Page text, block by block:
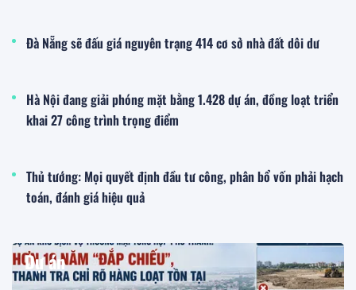
Đà Nẵng sẽ đấu giá nguyên trạng 414 cơ sở nhà đất dôi dư
Hà Nội đang giải phóng mặt bằng 1.428 dự án, đồng loạt triển
khai 27 công trình trọng điểm
Thủ tướng: Mọi quyết định đầu tư công, phân bổ vốn phải hạch
toán, đánh giá hiệu quả
Dự án